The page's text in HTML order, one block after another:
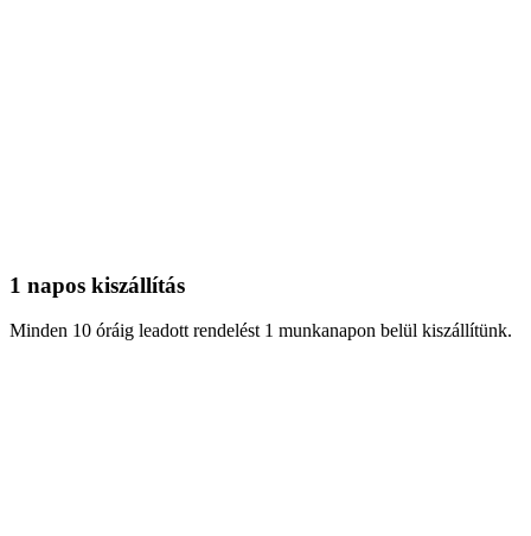
1 napos kiszállítás
Minden 10 óráig leadott rendelést 1 munkanapon belül kiszállítünk.